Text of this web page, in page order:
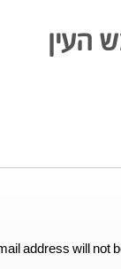
העין
address will not